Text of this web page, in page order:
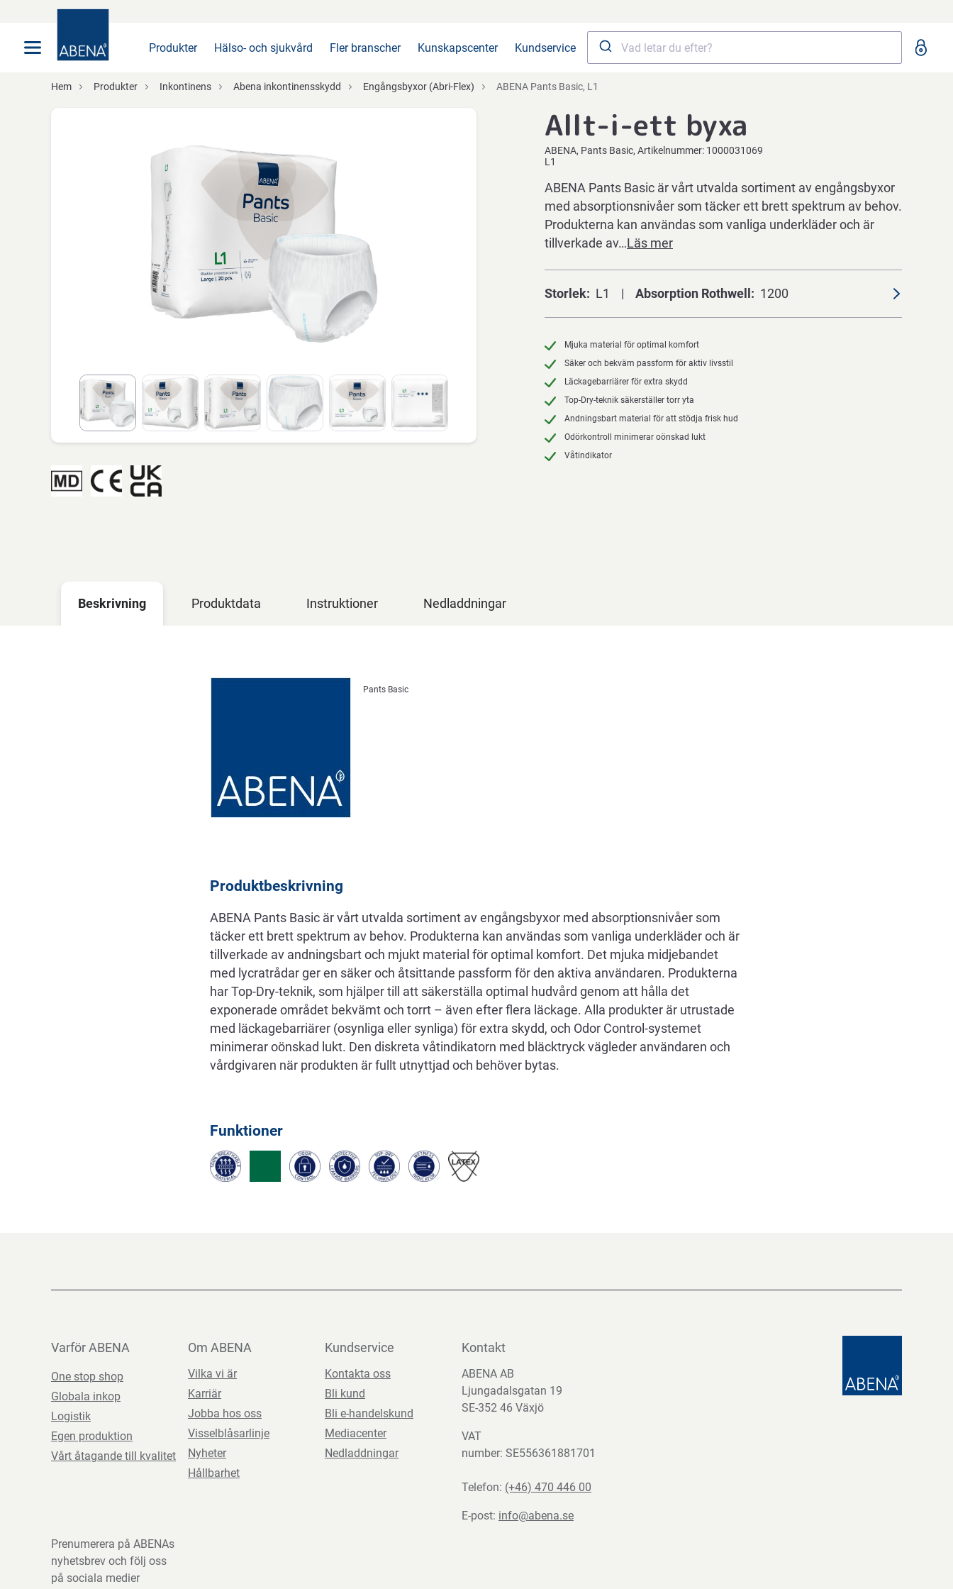
Produkter Hälso- och sjukvård Fler branscher Kunskapscenter Kundservice
Hem Produkter Inkontinens Abena inkontinensskydd Engångsbyxor (Abri-Flex) ABENA Pants Basic, L1
Allt-i-ett byxa
ABENA Pants Basic Artikelnummer: 1000031069
L1
ABENA Pants Basic är vårt utvalda sortiment av engångsbyxor
med absorptionsnivåer som täcker ett brett spektrum av behov.
Produkterna kan användas som vanliga underkläder och är
tillverkade av…Läs mer
Storlek L1 Absorption Rothwell 1200
Mjuka material för optimal komfort
Säker och bekväm passform för aktiv livsstil
Läckagebarriärer för extra skydd
Top-Dry-teknik säkerställer torr yta
Andningsbart material för att stödja frisk hud
Odörkontroll minimerar oönskad lukt
Våtindikator
Beskrivning Produktdata Instruktioner Nedladdningar
Beskrivning
Pants Basic
Produktbeskrivning
ABENA Pants Basic är vårt utvalda sortiment av engångsbyxor med absorptionsnivåer som
täcker ett brett spektrum av behov. Produkterna kan användas som vanliga underkläder och är
tillverkade av andningsbart och mjukt material för optimal komfort. Det mjuka midjebandet
med lycratrådar ger en säker och åtsittande passform för den aktiva användaren. Produkterna
har Top-Dry-teknik, som hjälper till att säkerställa optimal hudvård genom att hålla det
exponerade området bekvämt och torrt – även efter flera läckage. Alla produkter är utrustade
med läckagebarriärer (osynliga eller synliga) för extra skydd, och Odor Control-systemet
minimerar oönskad lukt. Den diskreta våtindikatorn med bläcktryck vägleder användaren och
vårdgivaren när produkten är fullt utnyttjad och behöver bytas.
Funktioner
Varför ABENA
One stop shop
Globala inkop
Logistik
Egen produktion
Vårt åtagande till kvalitet
Om ABENA
Vilka vi är
Karriär
Jobba hos oss
Visselblåsarlinje
Nyheter
Hållbarhet
Kundservice
Kontakta oss
Bli kund
Bli e-handelskund
Mediacenter
Nedladdningar
Kontakt
ABENA AB
Ljungadalsgatan 19
SE-352 46 Växjö
VAT
number: SE556361881701
Telefon: (+46) 470 446 00
E-post: info@abena.se
Prenumerera på ABENAs
nyhetsbrev och följ oss
på sociala medier